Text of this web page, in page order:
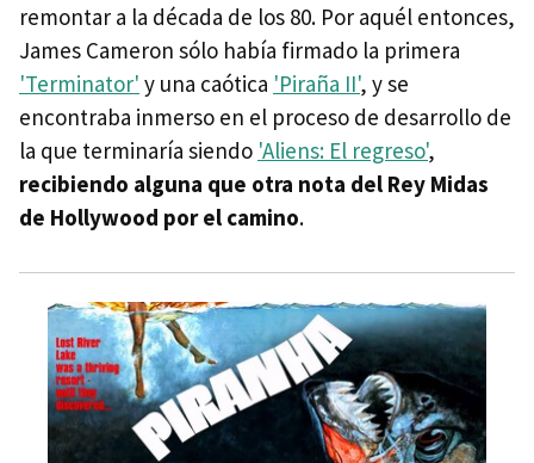
remontar a la década de los 80. Por aquél entonces,
James Cameron sólo había firmado la primera
'Terminator' y una caótica 'Piraña II', y se
encontraba inmerso en el proceso de desarrollo de
la que terminaría siendo 'Aliens: El regreso',
recibiendo alguna que otra nota del Rey Midas
de Hollywood por el camino.